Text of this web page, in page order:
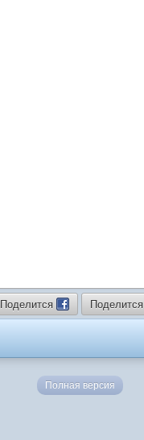
Поделится Поделится
Полная версия